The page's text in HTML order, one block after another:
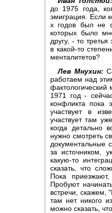
до 1975 года,
эмиграция. Если
х годов был не
которых было
другу, - то
в какой-то
менталитетов?
Лев Мнухин:
работаем над
1971 год -
конфликта пока
участвует в
участвует там
когда детально
нужно смотреть
документальные
за источником,
какую-то
сказать, что
Пока
Пробуют
встречи, скажем,
там нет никого
можно сказать,